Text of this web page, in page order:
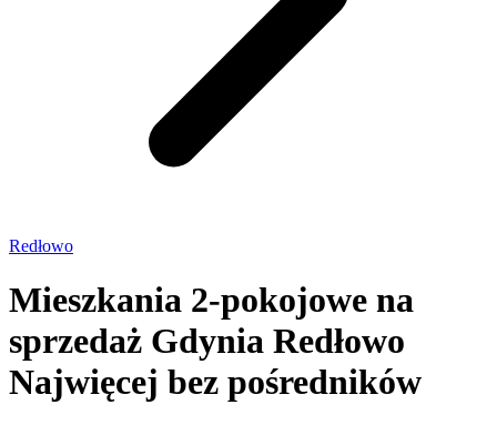
Redłowo
Mieszkania 2-pokojowe na
sprzedaż Gdynia Redłowo
Najwięcej bez pośredników